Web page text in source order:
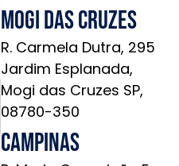
Mogi das Cruzes
R. Carmela Dutra, 295
Jardim Esplanada,
Mogi das Cruzes SP,
08780-350
Campinas